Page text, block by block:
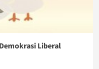
Liberal